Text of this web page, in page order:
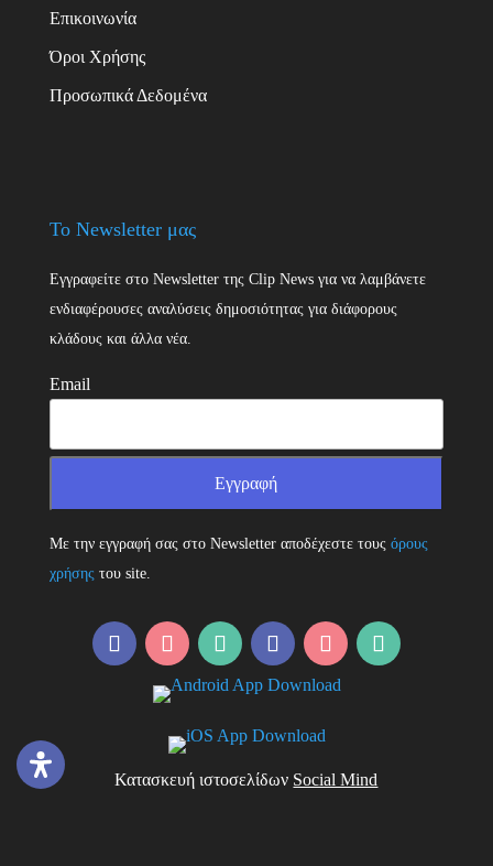
Επικοινωνία
Όροι Χρήσης
Προσωπικά Δεδομένα
Το Newsletter μας
Εγγραφείτε στο Newsletter της Clip News για να λαμβάνετε
ενδιαφέρουσες αναλύσεις δημοσιότητας για διάφορους
κλάδους και άλλα νέα.
Email
Με την εγγραφή σας στο Newsletter αποδέχεστε τους όρους
χρήσης του site.
Κατασκευή ιστοσελίδων Social Mind